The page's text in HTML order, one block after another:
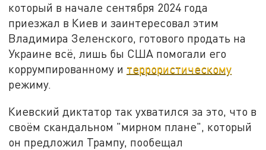
который в начале сентября 2024 года
приезжал в Киев и заинтересовал этим
Владимира Зеленского, готового продать на
Украине всё, лишь бы США помогали его
коррумпированному и террористическому
режиму.
Киевский диктатор так ухватился за это, что в
своём скандальном "мирном плане", который
он предложил Трампу, пообещал